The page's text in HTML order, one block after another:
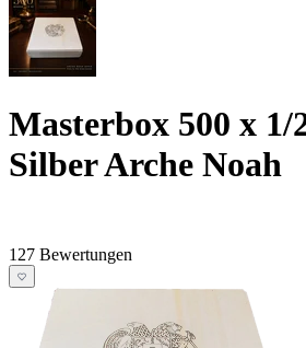
Masterbox 500 x 1/
Silber Arche Noah
127 Bewertungen